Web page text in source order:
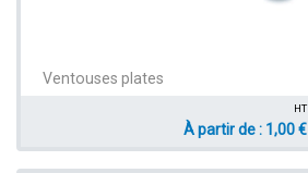
Ventouses plates
HT
À partir de : 1,00 €